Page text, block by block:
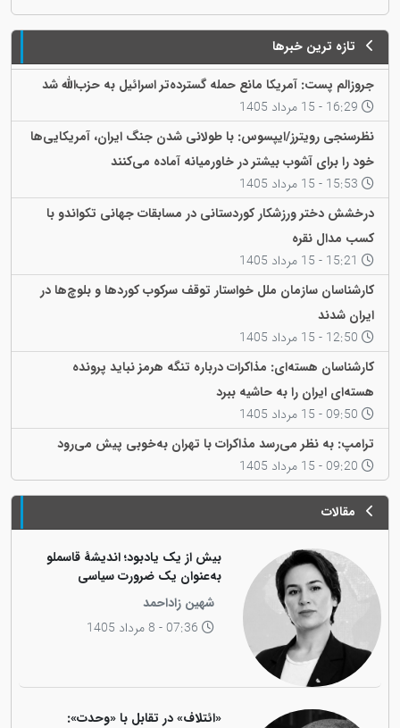
تازه ترین خبرها
جروزالم پست: آمریکا مانع حمله گسترده‌تر اسرائیل به حزب‌الله شد
نظرسنجی رویترز/ایپسوس: با طولانی شدن جنگ ایران، آمریکایی‌ها
خود را برای آشوب بیشتر در خاورمیانه آماده می‌کنند
درخشش دختر ورزشکار کوردستانی در مسابقات جهانی تکواندو با
کسب مدال نقره
کارشناسان سازمان ملل خواستار توقف سرکوب کوردها و بلوچ‌ها در
ایران شدند
کارشناسان هسته‌ای: مذاکرات درباره تنگه هرمز نباید پرونده
هسته‌ای ایران را به حاشیه ببرد
ترامپ: به نظر می‌رسد مذاکرات با تهران به‌خوبی پیش می‌رود
مقالات
بیش از یک یادبود؛ اندیشهٔ قاسملو
به‌عنوان یک ضرورت سیاسی
شهین زاداحمد
«ائتلاف» در تقابل با «وحدت»: